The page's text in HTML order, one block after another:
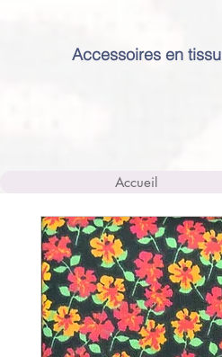
Accessoires en tissu
Accueil